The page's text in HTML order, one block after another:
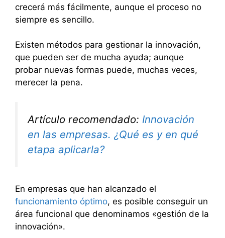
crecerá más fácilmente, aunque el proceso no
siempre es sencillo.
Existen métodos para gestionar la innovación,
que pueden ser de mucha ayuda; aunque
probar nuevas formas puede, muchas veces,
merecer la pena.
Artículo recomendado: Innovación
en las empresas. ¿Qué es y en qué
etapa aplicarla?
En empresas que han alcanzado el
funcionamiento óptimo, es posible conseguir un
área funcional que denominamos «gestión de la
innovación».